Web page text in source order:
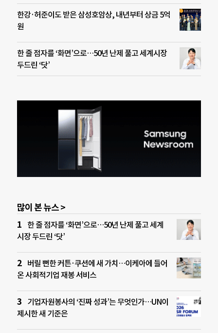
한강·허준이도 받은 삼성호암상, 내년부터 상금 5억
원
한 줄 점자를 ‘화면’으로…50년 난제 풀고 세계시장
두드린 ‘닷’
많이 본 뉴스 >
한 줄 점자를 ‘화면’으로…50년 난제 풀고 세계
시장 두드린 ‘닷’
버릴 뻔한 커튼·쿠션에 새 가치…이케아에 들어
온 사회적기업 재봉 서비스
기업자원봉사의 ‘진짜 성과’는 무엇인가…UN이
제시한 새 기준은